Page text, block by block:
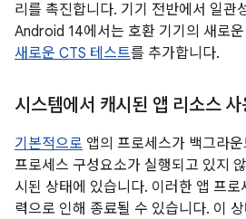
리를 촉진합니다. 기기 전반에서 일관
Android 14에서는 호환 기기의 새로운
새로운 CTS 테스트를 추가합니다.
시스템에서 캐시된 앱 리소스
기본적으로 앱의 프로세스가 백그라
프로세스 구성요소가 실행되고 있지
시된 상태에 있습니다. 이러한 앱 프
력으로 인해 종료될 수 있습니다. 이